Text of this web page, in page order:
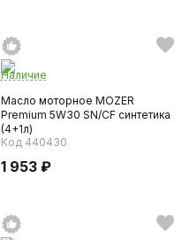
Наличие
Масло моторное MOZER
Premium 5W30 SN/CF синтетика
(4+1л)
Код 440430
1 953 ₽